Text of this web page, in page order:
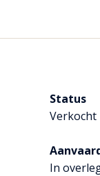
trap en ingericht
kapschuur
Status
Verkocht
In